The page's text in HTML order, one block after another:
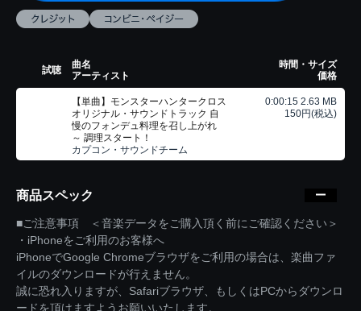
試聴
曲名
アーティスト
時間・サイズ
価格
【単曲】モンスターハンタークロス
オリジナル・サウンドトラック 自
慢のフォンデュ料理を召し上がれ
～ 調理スタート！
カプコン・サウンドチーム
0:00:15 2.63 MB
150円(税込)
商品スペック
■ご注意事項 ＜音楽データをご購入頂く前にご確認ください＞
・iPhoneをご利用のお客様へ
iPhoneでGoogle Chromeブラウザをご利用の場合は、楽曲ファ
イルのダウンロードが行えません。
誠に恐れ入りますが、Safariブラウザ、もしくはPCからダウンロ
ードを頂けますようお願いいたします。